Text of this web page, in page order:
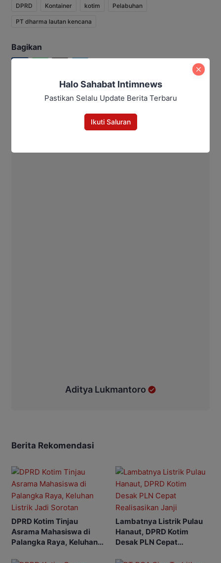
DPRD Kontainer kotim Pelabuhan
PT dharma lautan kencana
Bagikan
Aditya Lukmantoro
Berita Rekomendasi
DPRD Kotim Tinjau
Asrama Mahasiswa di
Palangka Raya, Keluhan
Lambatnya Listrik Pulau
Hanaut, DPRD Kotim
Desak PLN Cepat
Halo Sahabat Intimnews
Pastikan Selalu Update Berita Terbaru
Ikuti Saluran